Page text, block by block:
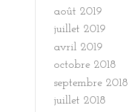
août 2019
juillet 2019
avril 2019
octobre 2018
septembre 2018
juillet 2018